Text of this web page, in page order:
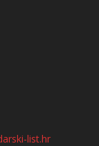
list.hr